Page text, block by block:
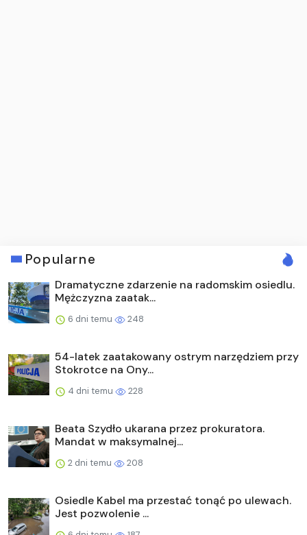
Popularne
Dramatyczne zdarzenie na radomskim osiedlu.
Mężczyzna zaatak...
6 dni temu 248
54-latek zaatakowany ostrym narzędziem przy
Stokrotce na Ony...
4 dni temu 228
Beata Szydło ukarana przez prokuratora.
Mandat w maksymalnej...
2 dni temu 208
Osiedle Kabel ma przestać tonąć po ulewach.
Jest pozwolenie ...